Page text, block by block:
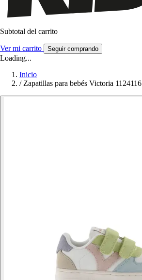
Subtotal del carrito
Ver mi carrito Seguir comprando
Loading...
Inicio
/ Zapatillas para bebés Victoria 1124116